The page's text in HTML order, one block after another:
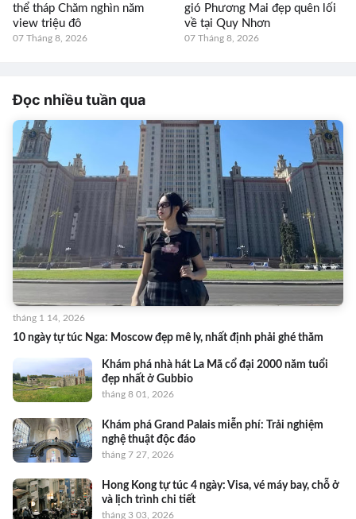
thể tháp Chăm nghìn năm
view triệu đô
07 Tháng 8, 2026
gió Phương Mai đẹp quên lối
về tại Quy Nhơn
07 Tháng 8, 2026
Đọc nhiều tuần qua
10 ngày tự túc Nga: Moscow đẹp mê ly, nhất định phải ghé thăm
tháng 1 14, 2026
Khám phá nhà hát La Mã cổ đại 2000 năm tuổi
đẹp nhất ở Gubbio
tháng 8 01, 2026
Khám phá Grand Palais miễn phí: Trải nghiệm
nghệ thuật độc đáo
tháng 7 27, 2026
Hong Kong tự túc 4 ngày: Visa, vé máy bay, chỗ ở
và lịch trình chi tiết
tháng 3 03, 2026